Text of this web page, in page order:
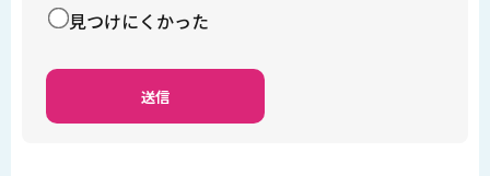
見つけにくかった